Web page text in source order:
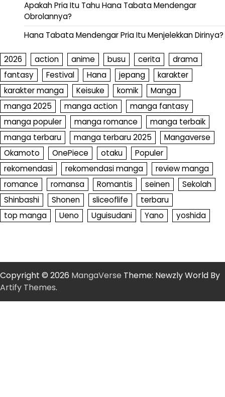
Apakah Pria Itu Tahu Hana Tabata Mendengar
Obrolannya?
Hana Tabata Mendengar Pria Itu Menjelekkan Dirinya?
2026 action anime busu cerita
drama
fantasy
Festival Hana jepang
karakter
karakter manga
Keisuke komik
Manga
manga 2025
manga action
manga fantasy
manga populer
manga romance
manga terbaik
manga terbaru
manga terbaru 2025
Mangaverse
Okamoto
OnePiece otaku
Populer
rekomendasi
rekomendasi manga
review manga
romance
romansa Romantis seinen
Sekolah
Shinbashi
Shonen sliceoflife
terbaru
top manga
Ueno Uguisudani Yano yoshida
Copyright © 2026 MangaVerse Theme: Newzly World By
Artify Themes.